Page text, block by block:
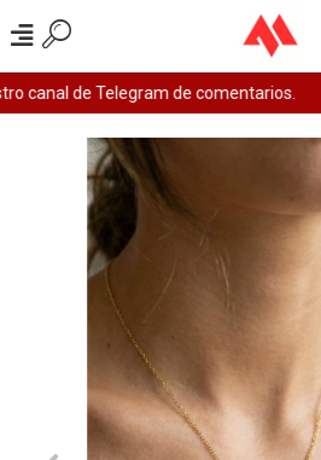
canal de Telegram de comentarios.